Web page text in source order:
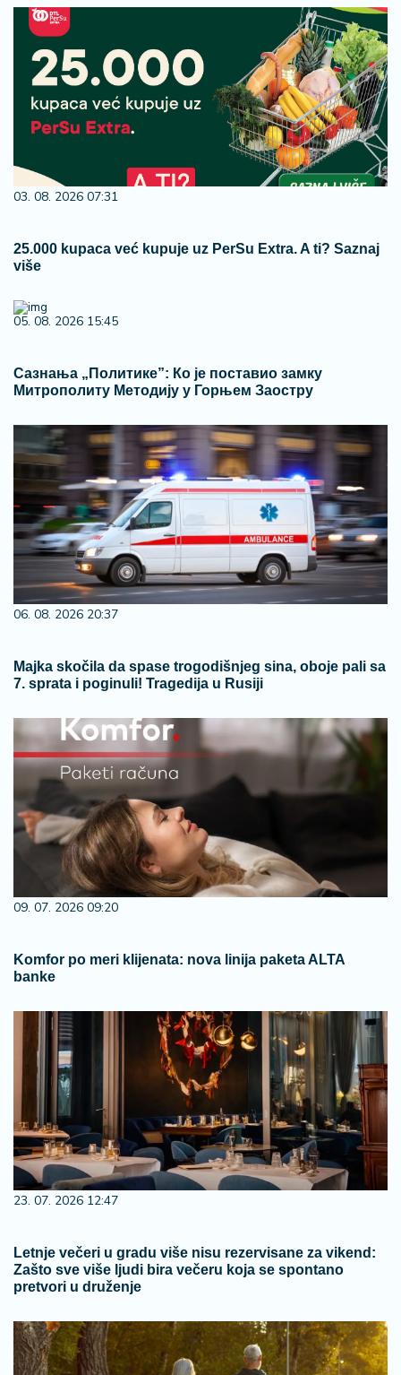
03. 08. 2026 07:31
25.000 kupaca već kupuje uz PerSu Extra. A ti? Saznaj
više
05. 08. 2026 15:45
Сазнања „Политике”: Ко је поставио замку
Митрополиту Методију у Горњем Заостру
06. 08. 2026 20:37
Majka skočila da spase trogodišnjeg sina, oboje pali sa
7. sprata i poginuli! Tragedija u Rusiji
09. 07. 2026 09:20
Komfor po meri klijenata: nova linija paketa ALTA
banke
23. 07. 2026 12:47
Letnje večeri u gradu više nisu rezervisane za vikend:
Zašto sve više ljudi bira večeru koja se spontano
pretvori u druženje